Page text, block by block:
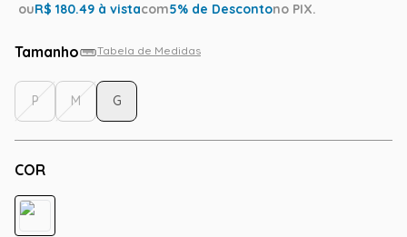
ouR$ 180.49 à vistacom5% de Descontono PIX.
Tamanho Tabela de Medidas
COR
P M G